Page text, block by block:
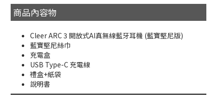
商品內容物
Cleer ARC 3 開放式AI真無線藍牙耳機 (藍寶堅尼版)
藍寶堅尼絲巾
充電盒
USB Type-C 充電線
禮盒+紙袋
說明書